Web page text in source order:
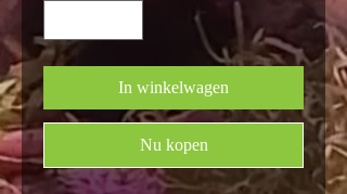
In winkelwagen
Nu kopen